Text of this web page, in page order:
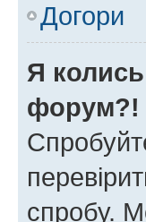
Догори
Я
форум?!
спробу.